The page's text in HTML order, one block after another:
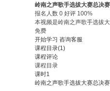
岭南之声歌手选拔大赛总决
报名人数 0 好评 100%
本视频是岭南之声歌手选拔
免费
开始学习 咨询客服
课程目录(1)
课程评论
课程目录
课时1
岭南之声歌手选拔大赛总决